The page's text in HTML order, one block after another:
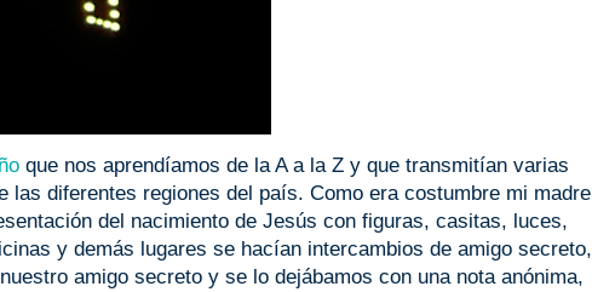
que nos aprendíamos de la A a la Z y que transmitían varias
las diferentes regiones del país. Como era costumbre mi madre
del nacimiento de Jesús con figuras, casitas, luces,
y demás lugares se hacían intercambios de amigo secreto,
amigo secreto y se lo dejábamos con una nota anónima,